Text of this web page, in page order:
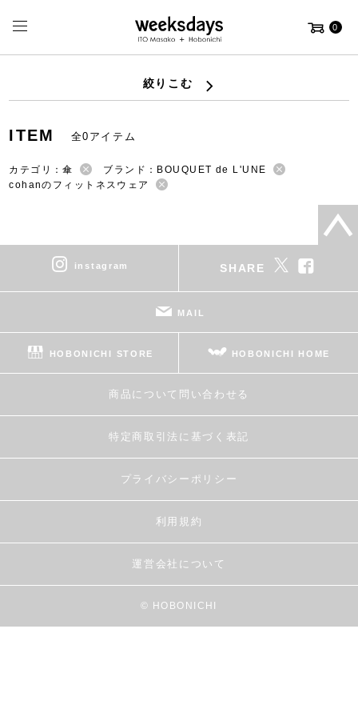
0
絞りこむ
ITEM 全0アイテム
カテゴリ：傘
ブランド：BOUQUET de L'UNE
cohanのフィットネスウェア
instagram SHARE
MAIL
HOBONICHI STORE HOBONICHI HOME
商品について問い合わせる
特定商取引法に基づく表記
プライバシーポリシー
利用規約
運営会社について
© HOBONICHI